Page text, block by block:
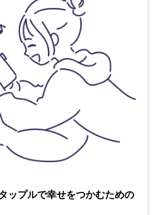
ップルで幸せをつかむための